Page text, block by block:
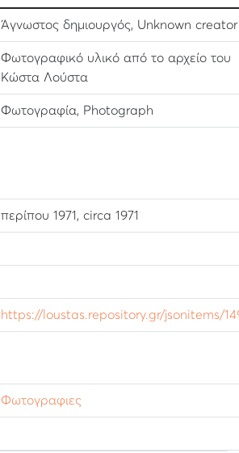
Άγνωστος δημιουργός, Unknown creator
Φωτογραφικό υλικό από το αρχείο του
Κώστα Λούστα
Φωτογραφία, Photograph
περίπου 1971, circa 1971
https://loustas.repository.gr/jsonitems/
Φωτογραφιες